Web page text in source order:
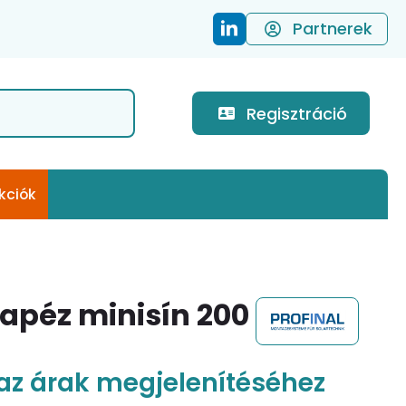
Partnerek
Regisztráció
minisín 200
árak megjelenítéséhez